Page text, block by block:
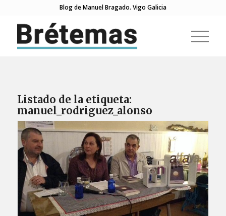
Blog de Manuel Bragado. Vigo Galicia
Listado de la etiqueta:
manuel_rodriguez_alonso